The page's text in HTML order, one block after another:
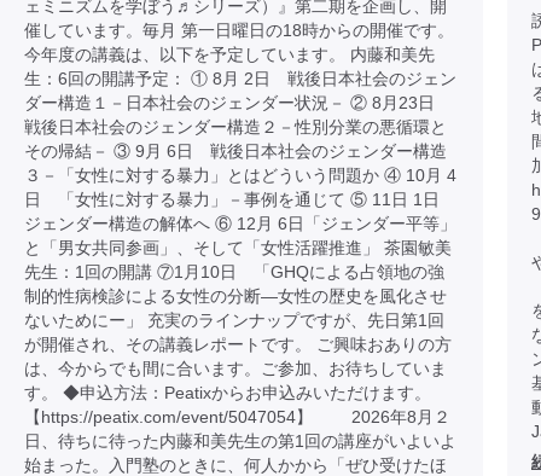
ェミニズムを学ぼう♬シリーズ）』第二期を企画し、開
催しています。毎月 第一日曜日の18時からの開催です。
今年度の講義は、以下を予定しています。 内藤和美先
生：6回の開講予定： ① 8月 2日 戦後日本社会のジェン
ダー構造１－日本社会のジェンダー状況－ ② 8月23日
戦後日本社会のジェンダー構造２－性別分業の悪循環と
その帰結－ ③ 9月 6日 戦後日本社会のジェンダー構造
３－「女性に対する暴力」とはどういう問題か ④ 10月 4
日 「女性に対する暴力」－事例を通じて ⑤ 11日 1日
ジェンダー構造の解体へ ⑥ 12月 6日「ジェンダー平等」
と「男女共同参画」、そして「女性活躍推進」 茶園敏美
先生：1回の開講 ⑦1月10日 「GHQによる占領地の強
制的性病検診による女性の分断―女性の歴史を風化させ
ないためにー」 充実のラインナップですが、先日第1回
が開催され、その講義レポートです。 ご興味おありの方
は、今からでも間に合います。ご参加、お待ちしていま
す。 ◆申込方法：Peatixからお申込みいただけます。
【https://peatix.com/event/5047054】 2026年8月２
日、待ちに待った内藤和美先生の第1回の講座がいよいよ
始まった。入門塾のときに、何人かから「ぜひ受けたほ